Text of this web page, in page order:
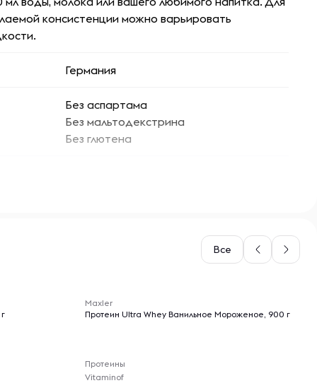
консистенции можно варьировать
Германия
Без аспартама
Без мальтодекстрина
Без глютена
Все
Maxler
Протеин Ultra Whey Ванильное Мороженое, 900 г
Протеины
Vitaminof